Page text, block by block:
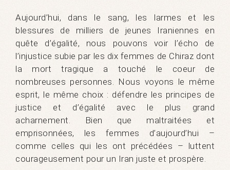
Aujourd’hui, dans le sang, les larmes et les
blessures de milliers de jeunes Iraniennes en
quête d’égalité, nous pouvons voir l’écho de
l’injustice subie par les dix femmes de Chiraz dont
la mort tragique a touché le coeur de
nombreuses personnes. Nous voyons le même
esprit, le même choix : défendre les principes de
justice et d’égalité avec le plus grand
acharnement. Bien que maltraitées et
emprisonnées, les femmes d’aujourd’hui –
comme celles qui les ont précédées – luttent
courageusement pour un Iran juste et prospère.